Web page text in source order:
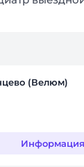
(Велюм)